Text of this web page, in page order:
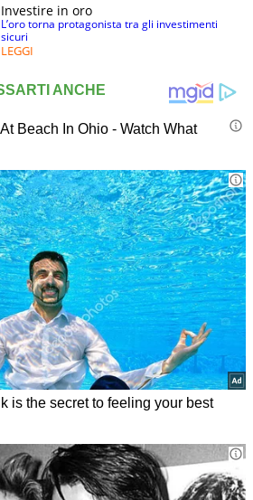
Investire in oro
L’oro torna protagonista tra gli investimenti
sicuri
LEGGI